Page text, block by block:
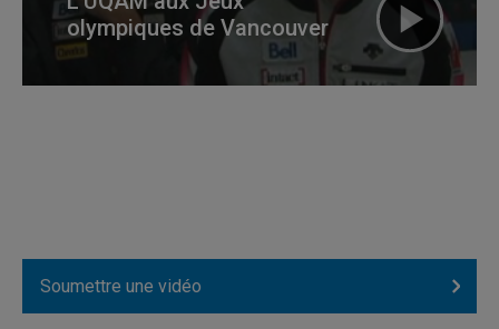
olympiques de Vancouver
Soumettre une vidéo